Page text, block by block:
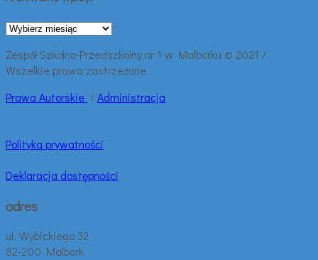
Archiwalne
Zespół Szkolno-Przedszkolny nr 1 w Malborku © 2021 /
Wszelkie prawa zastrzeżone
Prawa Autorskie /Administracja
Polityka prywatności
Deklaracja dostępności
adres
ul. Wybickiego 32
82-200 Malbork